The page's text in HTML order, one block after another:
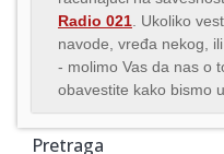
Radio 021 . Ukoliko
navode, vređa nekog,
- molimo Vas da nas o
obavestite kako bismo
Pretraga